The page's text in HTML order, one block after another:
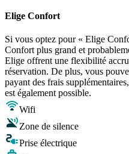
Elige Confort
Si vous optez pour « Elige
Confort plus grand et
Elige offrent une flexibilité
réservation. De plus, vous
payant des frais
est également possible.
Wifi
Zone de silence
Prise électrique